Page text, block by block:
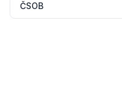
ČSOB